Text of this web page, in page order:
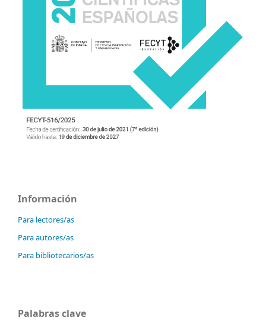
Información
Para lectores/as
Para autores/as
Para bibliotecarios/as
Palabras clave